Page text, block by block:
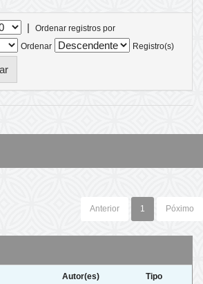
|
Ordenar registros por
Ordenar
Registro(s)
Anterior 1 Póximo
Autor(es) Tipo